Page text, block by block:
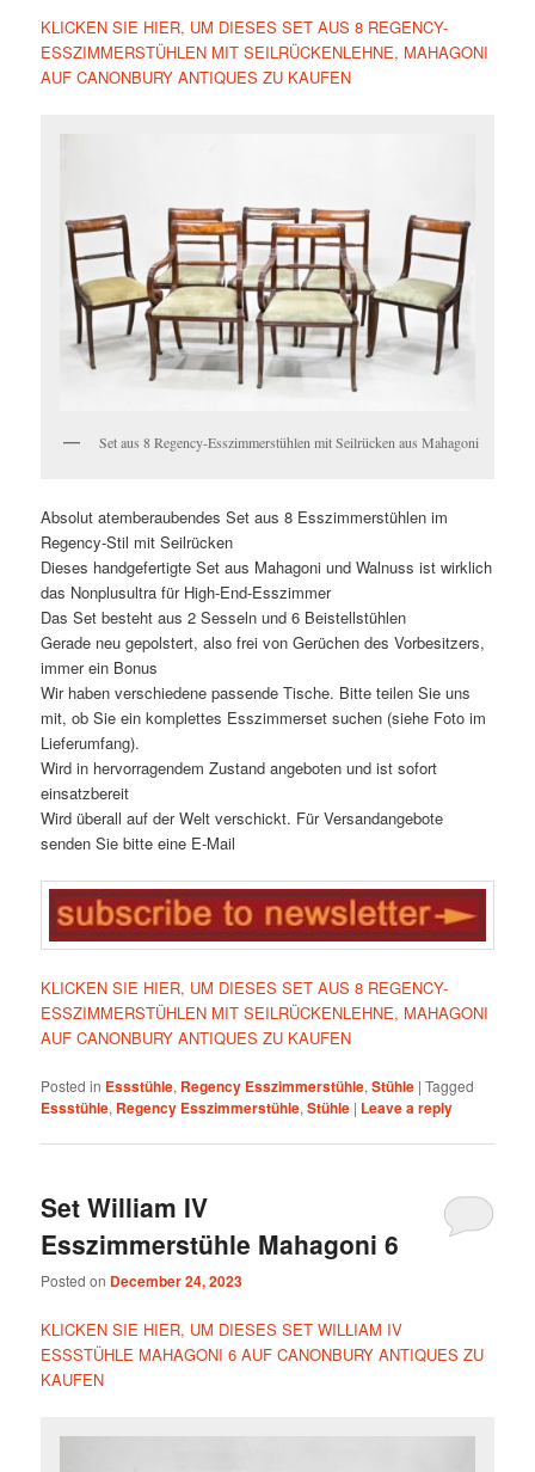
KLICKEN SIE HIER, UM DIESES SET AUS 8 REGENCY-
ESSZIMMERSTÜHLEN MIT SEILRÜCKENLEHNE, MAHAGONI
AUF CANONBURY ANTIQUES ZU KAUFEN
Set aus 8 Regency-Esszimmerstühlen mit Seilrücken aus Mahagoni
Absolut atemberaubendes Set aus 8 Esszimmerstühlen im
Regency-Stil mit Seilrücken
Dieses handgefertigte Set aus Mahagoni und Walnuss ist wirklich
das Nonplusultra für High-End-Esszimmer
Das Set besteht aus 2 Sesseln und 6 Beistellstühlen
Gerade neu gepolstert, also frei von Gerüchen des Vorbesitzers,
immer ein Bonus
Wir haben verschiedene passende Tische. Bitte teilen Sie uns
mit, ob Sie ein komplettes Esszimmerset suchen (siehe Foto im
Lieferumfang).
Wird in hervorragendem Zustand angeboten und ist sofort
einsatzbereit
Wird überall auf der Welt verschickt. Für Versandangebote
senden Sie bitte eine E-Mail
KLICKEN SIE HIER, UM DIESES SET AUS 8 REGENCY-
ESSZIMMERSTÜHLEN MIT SEILRÜCKENLEHNE, MAHAGONI
AUF CANONBURY ANTIQUES ZU KAUFEN
Posted in Essstühle, Regency Esszimmerstühle,Stühle |Tagged
Essstühle, Regency Esszimmerstühle,Stühle | Leave a reply
Set William IV
Esszimmerstühle Mahagoni 6
Posted on December 24, 2023
KLICKEN SIE HIER, UM DIESES SET WILLIAM IV
ESSSTÜHLE MAHAGONI 6 AUF CANONBURY ANTIQUES ZU
KAUFEN